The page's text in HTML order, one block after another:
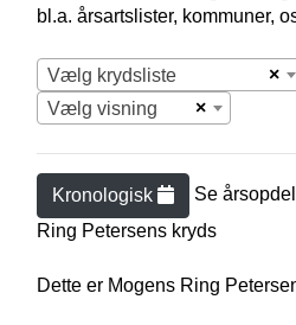
bl.a. årsartslister, kommuner,
×
Vælg krydsliste
×
Vælg visning
Kronologisk Se
Ring Petersens kryds
Dette er Mogens Ring